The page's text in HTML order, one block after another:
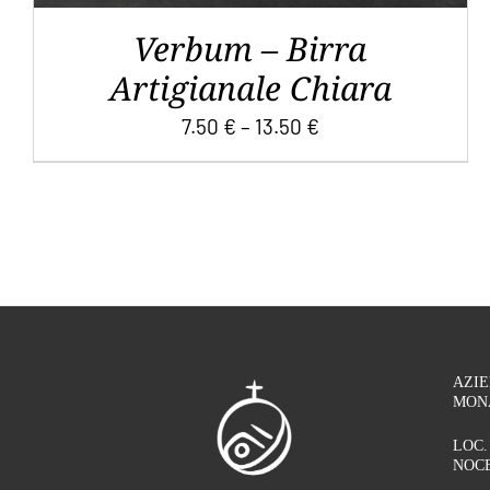
PRODOTTO
Verbum – Birra
Artigianale Chiara
7.50 € – 13.50 €